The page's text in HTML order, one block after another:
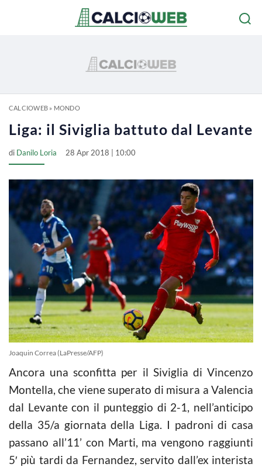
CALCIOWEB» MONDO
Liga: il Siviglia battuto dal Levante
di Danilo Loria 28 Apr 2018 | 10:00
Joaquin Correa (LaPresse/AFP)
Ancora una sconfitta per il Siviglia di Vincenzo
Montella, che viene superato di misura a Valencia
dal Levante con il punteggio di 2-1, nell’anticipo
della 35/a giornata della Liga. I padroni di casa
passano all’11’ con Marti, ma vengono raggiunti
5′ più tardi da Fernandez, servito dall’ex interista